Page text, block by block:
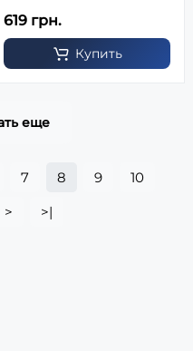
619 грн.
Купить
еще
7 8 9
10
> >|